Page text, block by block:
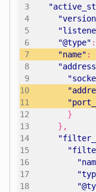
"@type" :
"name" :
}
},